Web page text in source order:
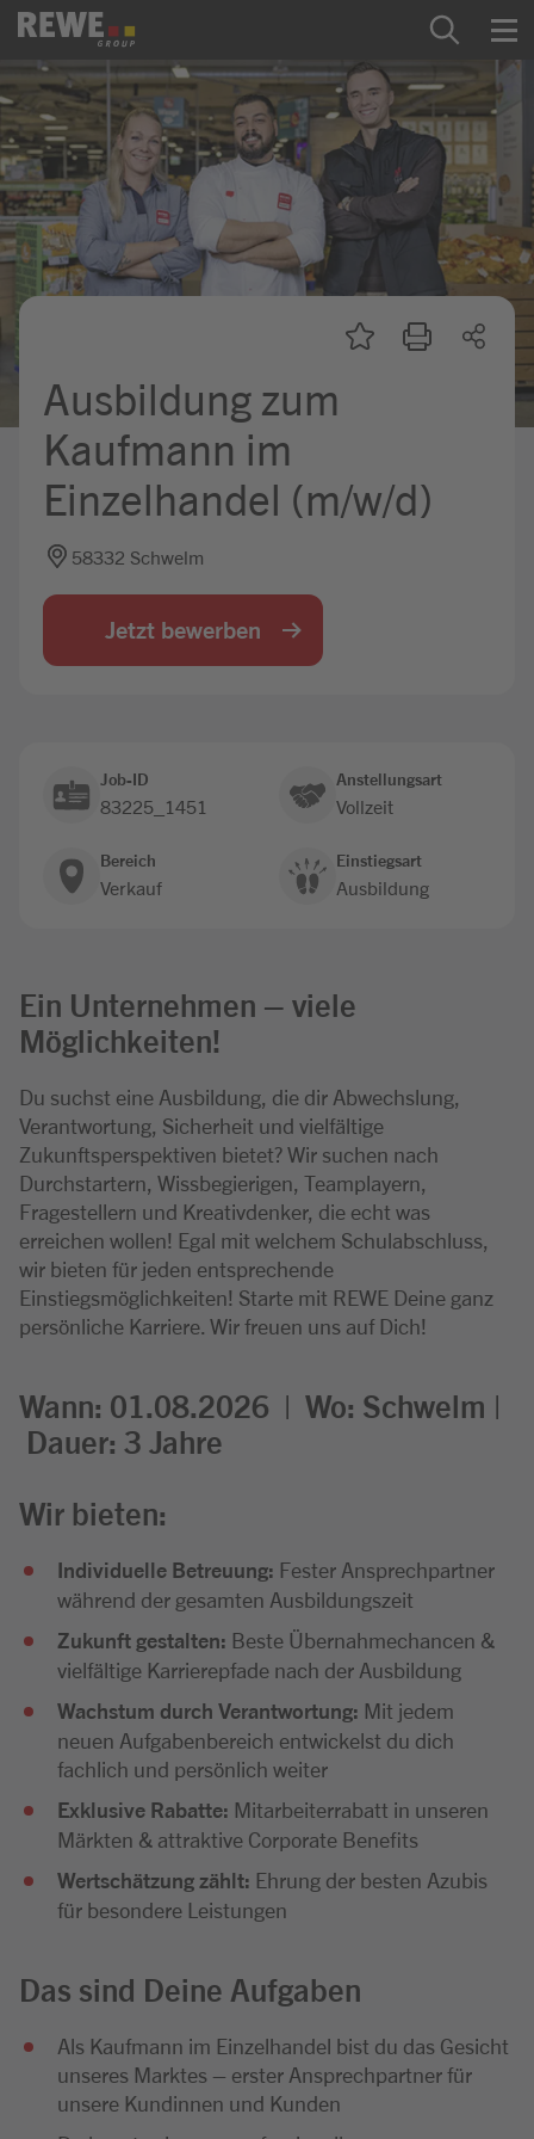
Zum Inhalt springen
Startseite
REWE Group als Arbeitgeber
Ausbildung & Studium
Praktikum & Werkstudium
Mein Kandidat:innenprofil
Ausbildung zum
Kaufmann im
Einzelhandel (m/w/d)
58332 Schwelm
Jetzt bewerben
Job-ID
83225_1451
Anstellungsart
Vollzeit
Bereich
Verkauf
Einstiegsart
Ausbildung
Ein Unternehmen – viele
Möglichkeiten!
Du suchst eine Ausbildung, die dir Abwechslung,
Verantwortung, Sicherheit und vielfältige
Zukunftsperspektiven bietet? Wir suchen nach
Durchstartern, Wissbegierigen, Teamplayern,
Fragestellern und Kreativdenker, die echt was
erreichen wollen! Egal mit welchem Schulabschluss,
wir bieten für jeden entsprechende
Einstiegsmöglichkeiten! Starte mit REWE Deine ganz
persönliche Karriere. Wir freuen uns auf Dich!
Wann: 01.08.2026 | Wo: Schwelm |
Dauer: 3 Jahre
Wir bieten:
Individuelle Betreuung: Fester Ansprechpartner
während der gesamten Ausbildungszeit
Zukunft gestalten: Beste Übernahmechancen &
vielfältige Karrierepfade nach der Ausbildung
Wachstum durch Verantwortung: Mit jedem
neuen Aufgabenbereich entwickelst du dich
fachlich und persönlich weiter
Exklusive Rabatte: Mitarbeiterrabatt in unseren
Märkten & attraktive Corporate Benefits
Wertschätzung zählt: Ehrung der besten Azubis
für besondere Leistungen
Das sind Deine Aufgaben
Als Kaufmann im Einzelhandel bist du das Gesicht
unseres Marktes – erster Ansprechpartner für
unsere Kundinnen und Kunden